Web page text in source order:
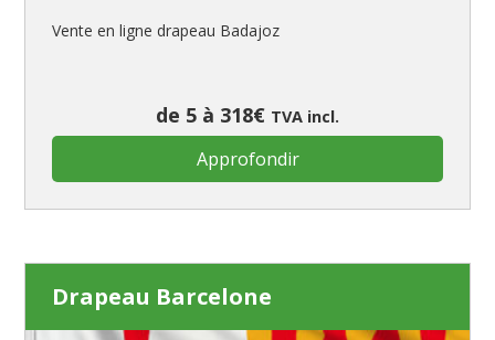
Vente en ligne drapeau Badajoz
de 5 à 318€ TVA incl.
Approfondir
Drapeau Barcelone